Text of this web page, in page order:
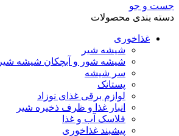
جست و جو
دسته بندی محصولات
غذاخوری
شیشه شیر
شیشه ‌شور و آبچکان شیشه‌ شیر
سر شیشه
پستانک
لوازم برقی غذای نوزاد
انبار غذا و ظرف ذخیره شیر
فلاسک آب و غذا
پیشبند غذاخوری